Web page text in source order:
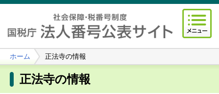
ホーム 正法寺の情報
正法寺の情報